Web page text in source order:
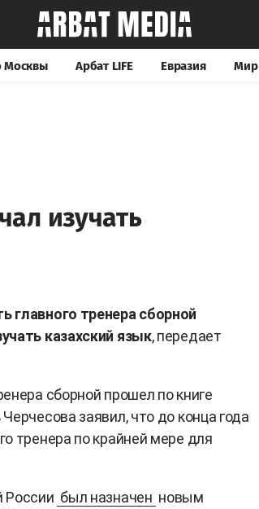
Москвы Арбат LIFE Евразия Мир
изучать
главного тренера сборной
казахский язык, передает
сборной прошел по книге
заявил, что до конца года
тренера по крайней мере для
России был назначен новым